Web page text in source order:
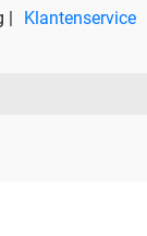
| Klantenservice